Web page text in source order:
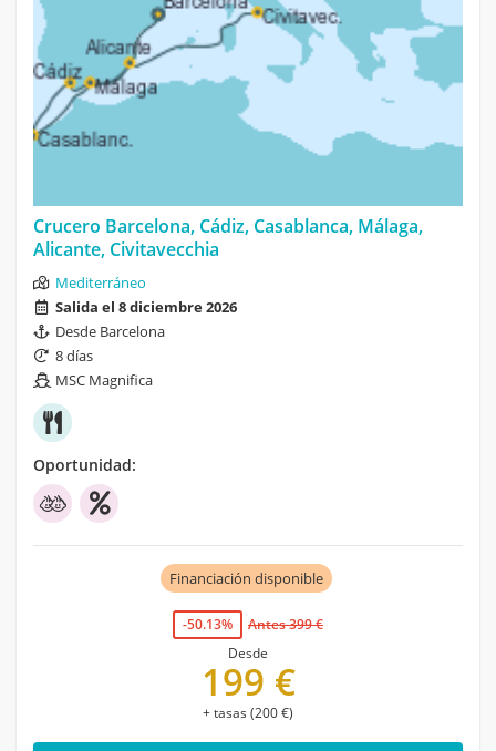
Crucero Barcelona, Cádiz, Casablanca, Málaga,
Alicante, Civitavecchia
Mediterráneo
Salida el 8 diciembre 2026
Desde Barcelona
8 días
MSC Magnifica
Oportunidad:
Financiación disponible
-50.13%
Antes 399 €
Desde
199 €
+ tasas (200 €)